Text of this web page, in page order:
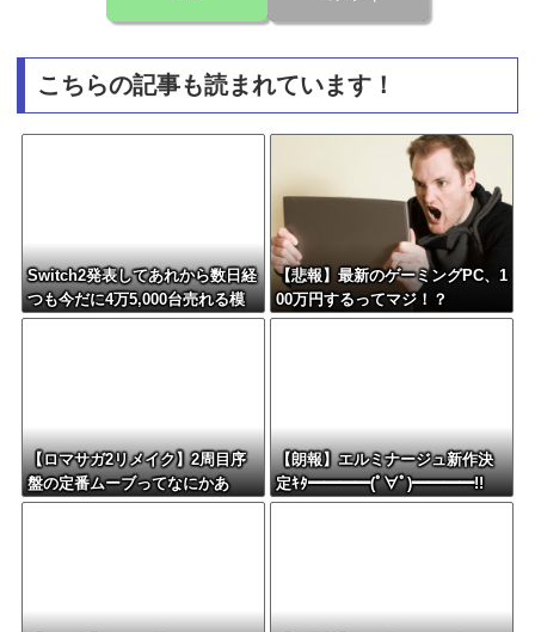
こちらの記事も読まれています！
Switch2発表してあれから数日経
つも今だに4万5,000台売れる模
様・・・・・・
【悲報】最新のゲーミングPC、1
00万円するってマジ！？
【ロマサガ2リメイク】2周目序
盤の定番ムーブってなにかあ
る？
【朗報】エルミナージュ新作決
定ｷﾀ━━━━(ﾟ∀ﾟ)━━━━!!